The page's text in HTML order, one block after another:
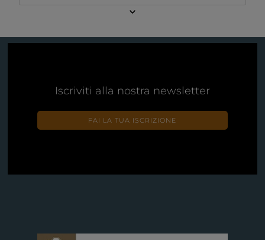
keyboard_arrow_down
Iscriviti alla nostra newsletter
FAI LA TUA ISCRIZIONE